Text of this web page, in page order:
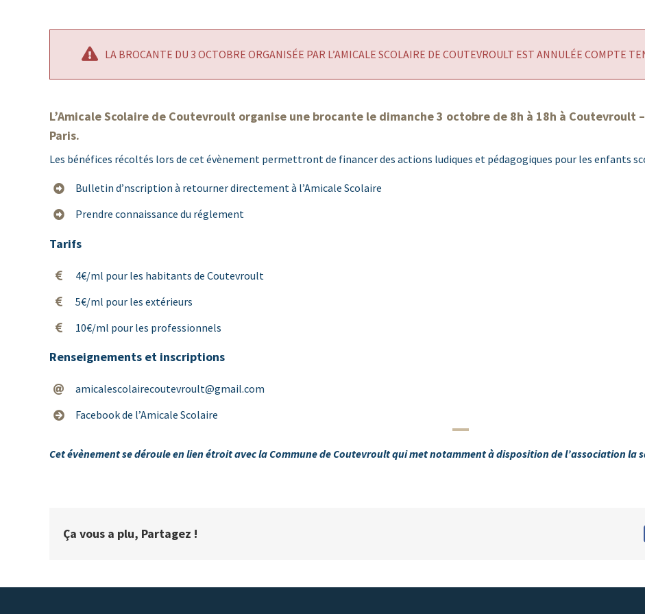
LA BROCANTE DU 3 OCTOBRE ORGANISÉE PAR L’AMICALE SCOLAIRE DE COUTEVROULT EST ANNULÉE COMPTE
L’Amicale Scolaire de Coutevroult organise une brocante le dimanche 3 octobre de 8h à 18h à Coutevroult
Paris.
Les bénéfices récoltés lors de cet évènement permettront de financer des actions ludiques et pédagogiques pour les enfants
Bulletin d’nscription à retourner directement à l’Amicale Scolaire
Prendre connaissance du réglement
Tarifs
4€/ml pour les habitants de Coutevroult
5€/ml pour les extérieurs
10€/ml pour les professionnels
Renseignements et inscriptions
amicalescolairecoutevroult@gmail.com
Facebook de l’Amicale Scolaire
Cet évènement se déroule en lien étroit avec la Commune de Coutevroult qui met notamment à disposition de l’association la
Ça vous a plu, Partagez !